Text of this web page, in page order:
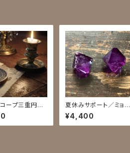
ープ三重円リ
グ
夏休みサポート／ミョウ
バン
¥4,400